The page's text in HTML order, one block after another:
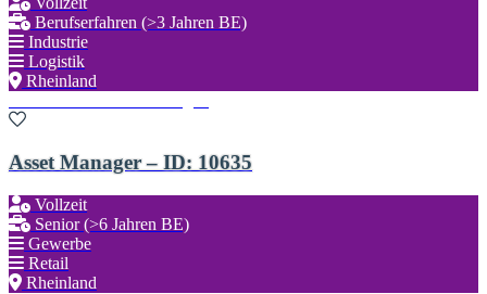
Berufserfahren (>3 Jahren BE)
Industrie
Logistik
Rheinland
Asset Manager – ID: 10635
Vollzeit
Senior (>6 Jahren BE)
Gewerbe
Retail
Rheinland